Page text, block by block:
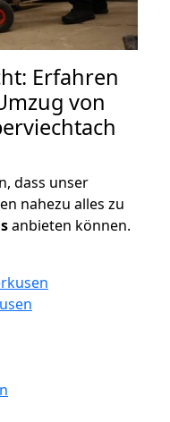
Erfahren
von
dass unser
nahezu alles zu
anbieten können.